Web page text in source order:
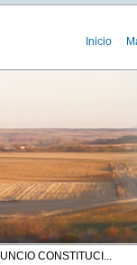
Inicio
CONSTITUCI...